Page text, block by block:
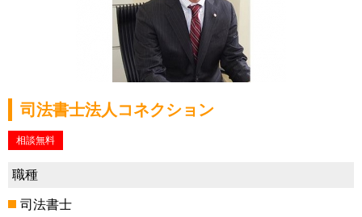
司法書士法人コネクション
相談無料
職種
司法書士